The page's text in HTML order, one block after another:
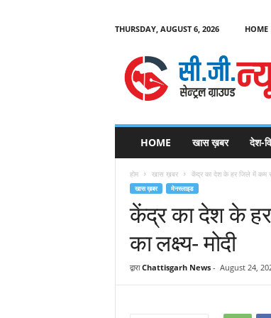
THURSDAY, AUGUST 6, 2026 HOME
C
HOME खास ख़बर देश-
होम खास ख़बर केंद्र का देश के हर जिले में कम
खास ख़बर मेनस्लाइड
केंद्र का देश के
का लक्ष्य- मोदी
द्वारा Chattisgarh News- August 24,